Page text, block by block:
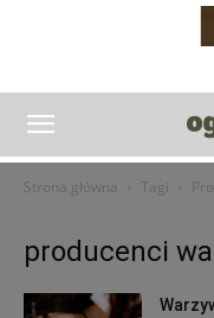
Strona główna Tagi
producenci